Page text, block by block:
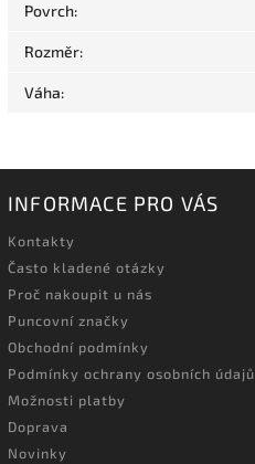
Povrch:
Rozměr:
Váha:
INFORMACE PRO VÁS
Kontakty
Často kladené otázky
Proč nakoupit u nás
Puncovní značky
Obchodní podmínky
Podmínky ochrany osobních údajů
Možnosti platby
Doprava
Novinky